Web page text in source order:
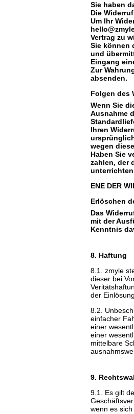
Sie haben
Die
Um Ihr
Vertrag zu
Sie können
und
Eingang
Zur
absenden.
Folgen des
Wenn Sie
Ausnahme
Ihren
wegen
Haben Sie
zahlen, der
ENE DER
Erlöschen
Das
mit der
Kenntnis
8. Haftung
8.1. zmyle
dieser bei
der
8.2.
einfacher
einer
einer
mittelbare
9.
9.1. Es gilt
wenn es